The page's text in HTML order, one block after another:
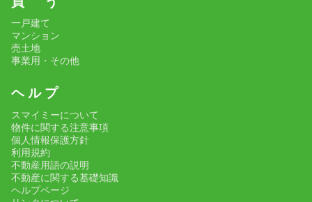
一戸建て
マンション
売土地
事業用・その他
ヘ ル プ
スマイミーについて
物件に関する注意事項
個人情報保護方針
利用規約
不動産用語の説明
不動産に関する基礎知識
ヘルプページ